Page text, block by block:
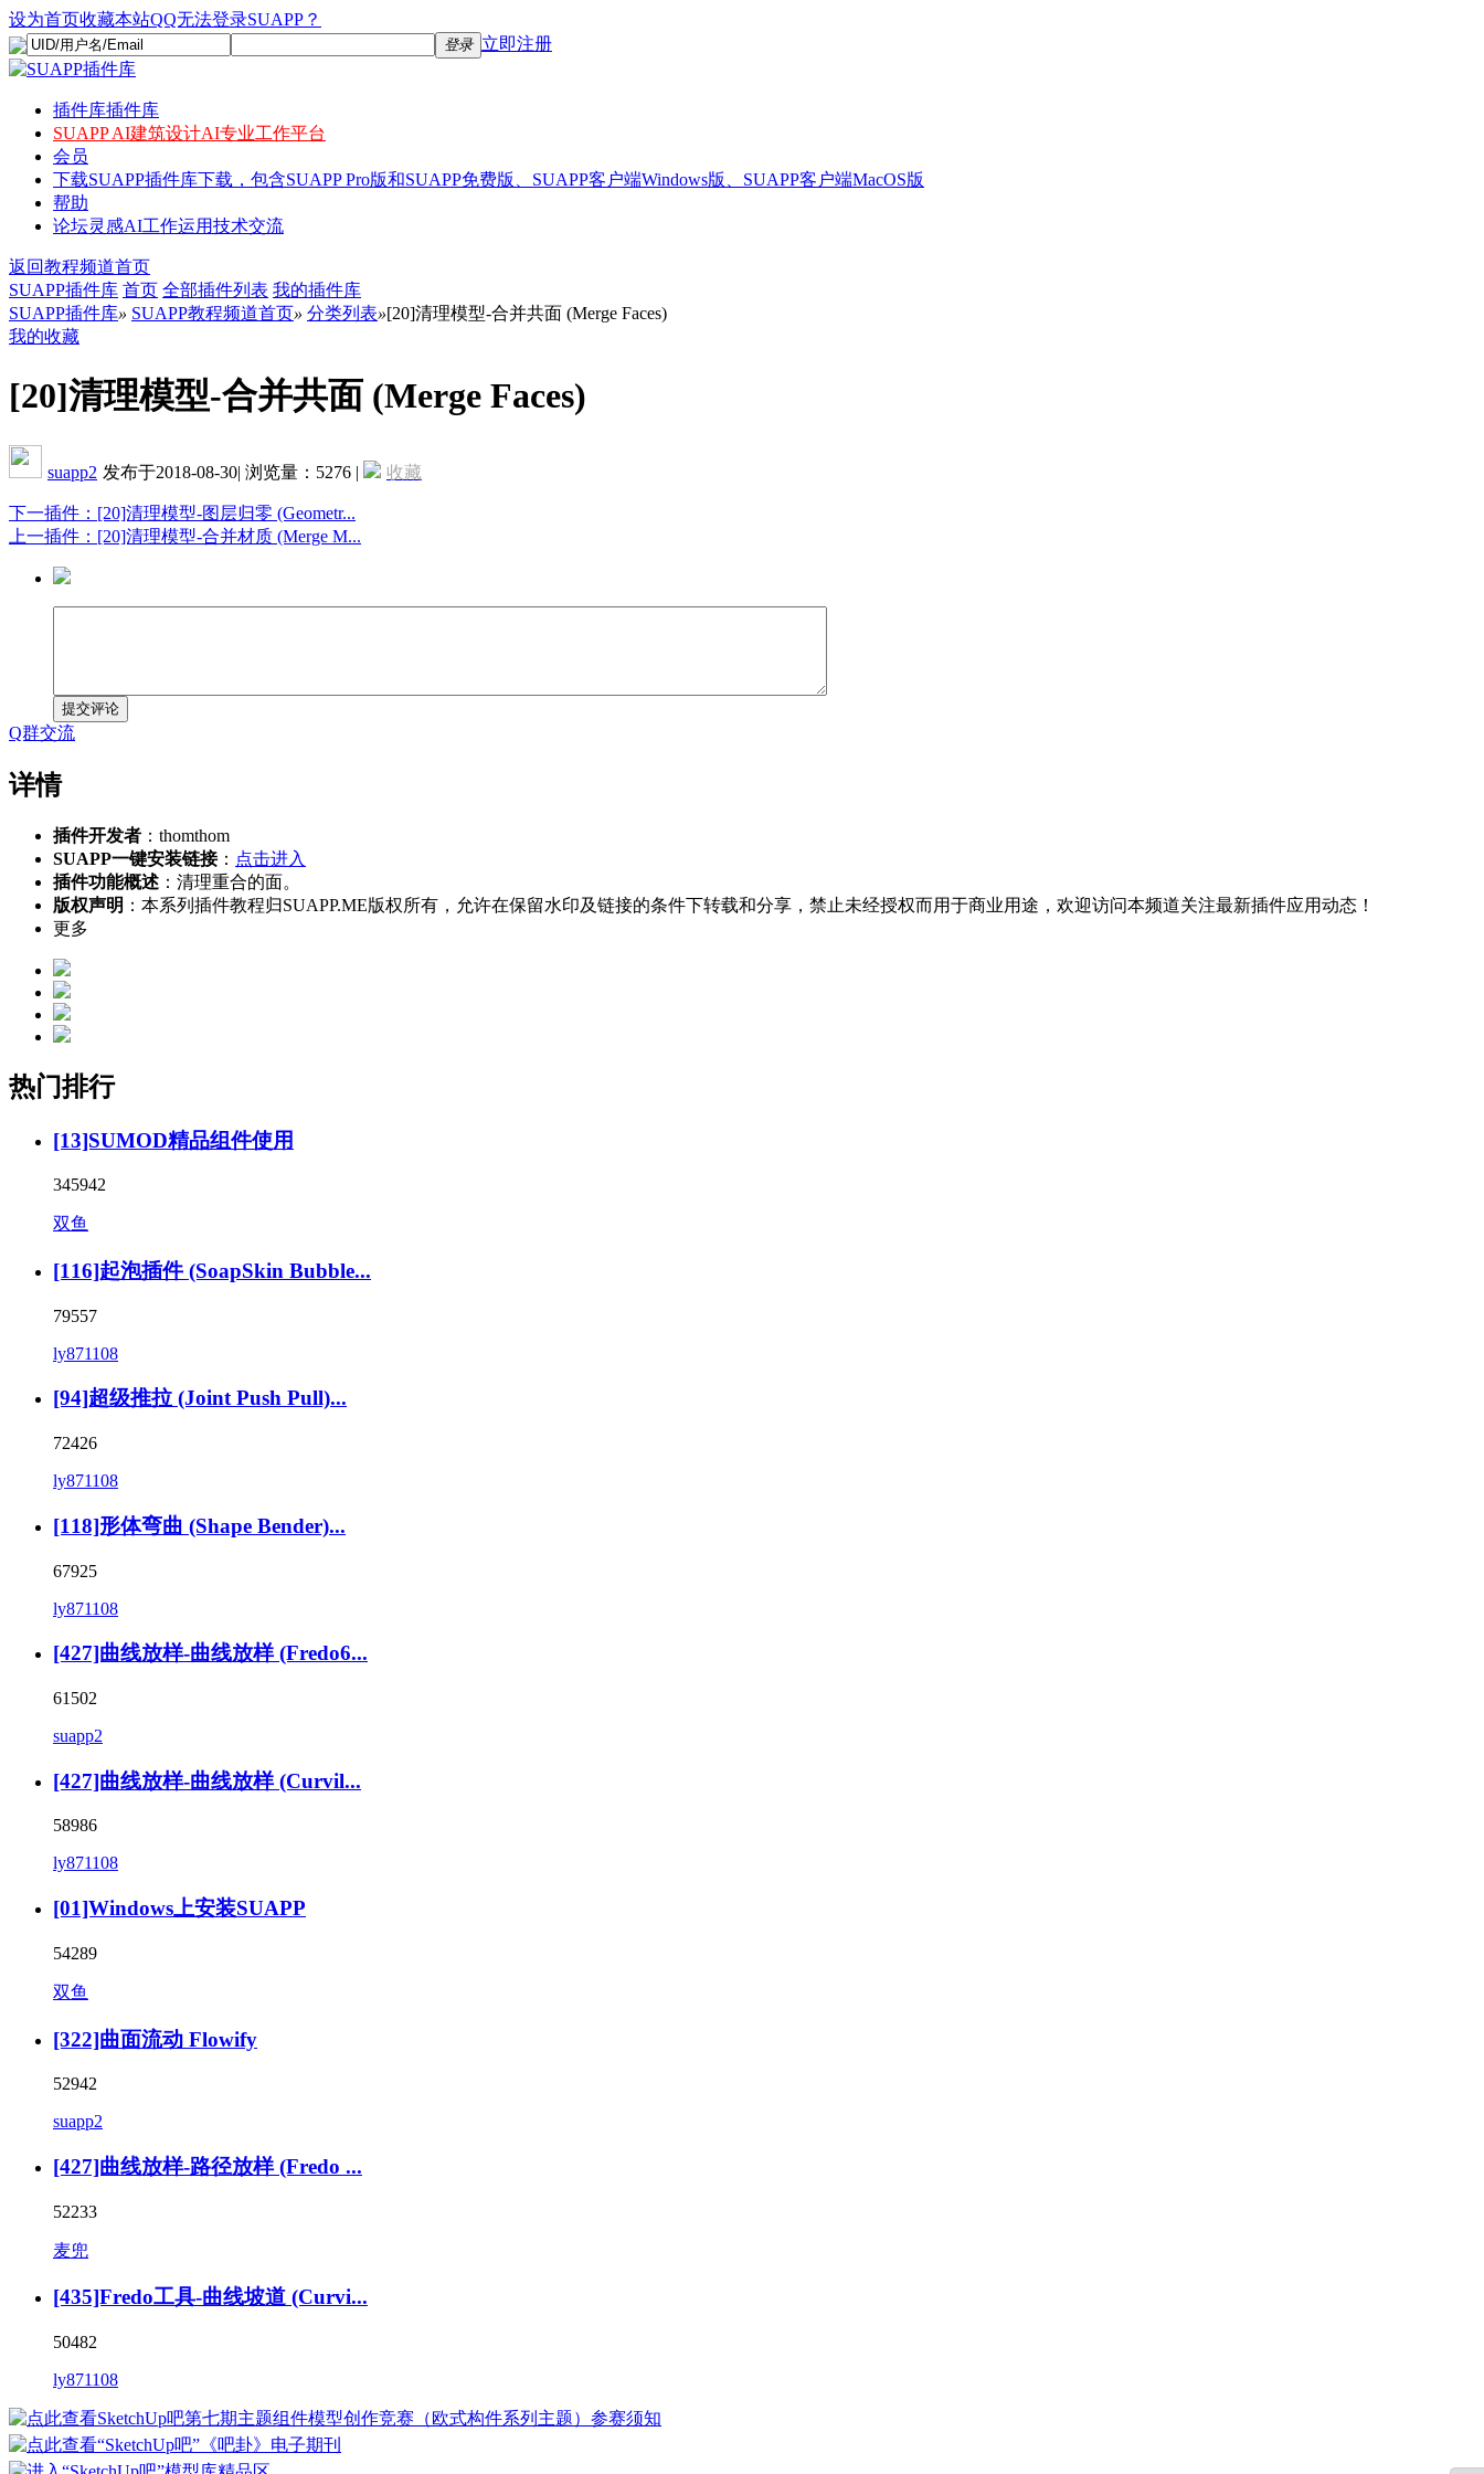
设为首页收藏本站QQ无法登录SUAPP？
登录 立即注册
插件库插件库
SUAPP AI建筑设计AI专业工作平台
会员
下载SUAPP插件库下载，包含SUAPP Pro版和SUAPP免费版、SUAPP客户端Windows版、SUAPP客户端MacOS版
帮助
论坛灵感AI工作运用技术交流
返回教程频道首页
SUAPP插件库 首页 全部插件列表 我的插件库
SUAPP插件库» SUAPP教程频道首页» 分类列表»[20]清理模型-合并共面 (Merge Faces)
我的收藏
[20]清理模型-合并共面 (Merge Faces)
suapp2 发布于2018-08-30| 浏览量：5276 | 收藏
下一插件：[20]清理模型-图层归零 (Geometr...
上一插件：[20]清理模型-合并材质 (Merge M...
提交评论
Q群交流
详情
插件开发者 ：thomthom
SUAPP一键安装链接： 点击进入
插件功能概述 ：清理重合的面。
版权声明 ：本系列插件教程归SUAPP.ME版权所有，允许在保留水印及链接的条件下转载和分享，禁止未经授权而用于商业用途，欢迎访问本频道关注最新插件应用动态！
更多
热门排行
[13]SUMOD精品组件使用
345942
双鱼
[116]起泡插件 (SoapSkin Bubble...
79557
ly871108
[94]超级推拉 (Joint Push Pull)...
72426
ly871108
[118]形体弯曲 (Shape Bender)...
67925
ly871108
[427]曲线放样-曲线放样 (Fredo6...
61502
suapp2
[427]曲线放样-曲线放样 (Curvil...
58986
ly871108
[01]Windows上安装SUAPP
54289
双鱼
[322]曲面流动 Flowify
52942
suapp2
[427]曲线放样-路径放样 (Fredo ...
52233
麦兜
[435]Fredo工具-曲线坡道 (Curvi...
50482
ly871108